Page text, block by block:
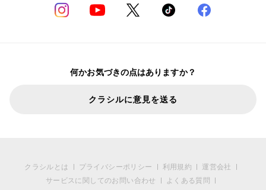
何かお気づきの点はありますか？
クラシルに意見を送る
クラシルとは プライバシーポリシー 利用規約
運営会社
サービスに関してのお問い合わせ
よくある質問